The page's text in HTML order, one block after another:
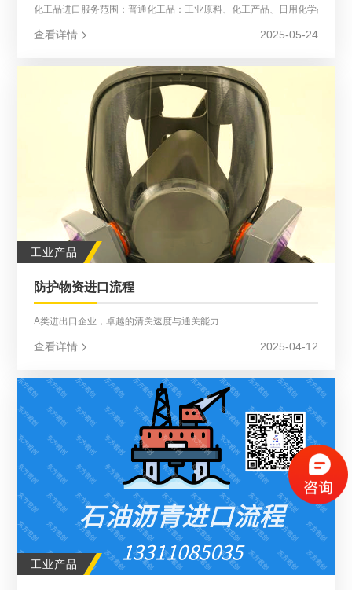
化工品进口服务范围：普通化工品：工业原料、化工产品、日用化学品、
查看详情 2025-05-24
工业产品
防护物资进口流程
A类进出口企业，卓越的清关速度与通关能力
查看详情 2025-04-12
工业产品